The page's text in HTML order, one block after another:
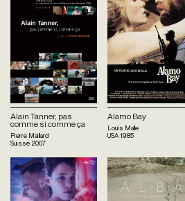
Alain Tanner, pas
comme si comme ça
Pierre Maillard
Suisse 2007
Alamo Bay
Louis Malle
USA1985